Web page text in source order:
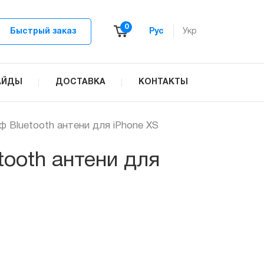
Быстрый заказ
0
Рус Укр
ДОСТАВКА КОНТАКТЫ
антени для iPhone XS
антени для